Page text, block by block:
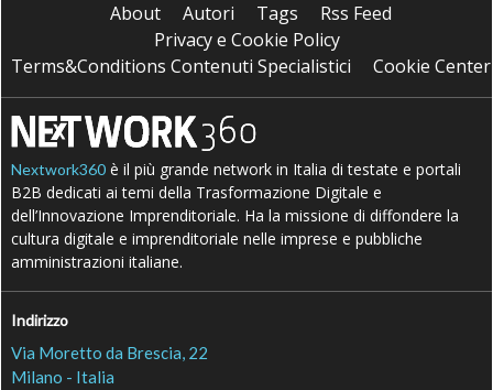
About Autori Tags
Rss Feed
Privacy e Cookie Policy
Terms&Conditions Contenuti Specialistici
Cookie Center
Nextwork360 è il più grande network in Italia di testate e portali
B2B dedicati ai temi della Trasformazione Digitale e
dell’Innovazione Imprenditoriale. Ha la missione di diffondere la
cultura digitale e imprenditoriale nelle imprese e pubbliche
amministrazioni italiane.
Indirizzo
Via Moretto da Brescia, 22
Milano - Italia